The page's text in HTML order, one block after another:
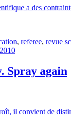
a des
, referee, revue
Spray again
il convient de